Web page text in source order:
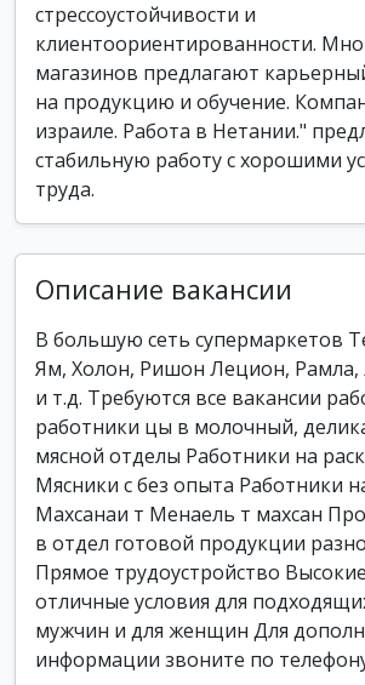
стрессоустойчивости и
клиентоориентированности.
магазинов предлагают
на продукцию и обучение.
израиле. Работа в Нетании."
стабильную работу с хорошими
труда.
Описание вакансии
В большую сеть супермаркетов
Ям, Холон, Ришон Лецион, Рамла,
и т.д. Требуются все вакансии
работники цы в молочный,
мясной отделы Работники на
Мясники с без опыта Работники
Махсанаи т Менаель т махсан
в отдел готовой продукции
Прямое трудоустройство
отличные условия для
мужчин и для женщин Для
информации звоните по